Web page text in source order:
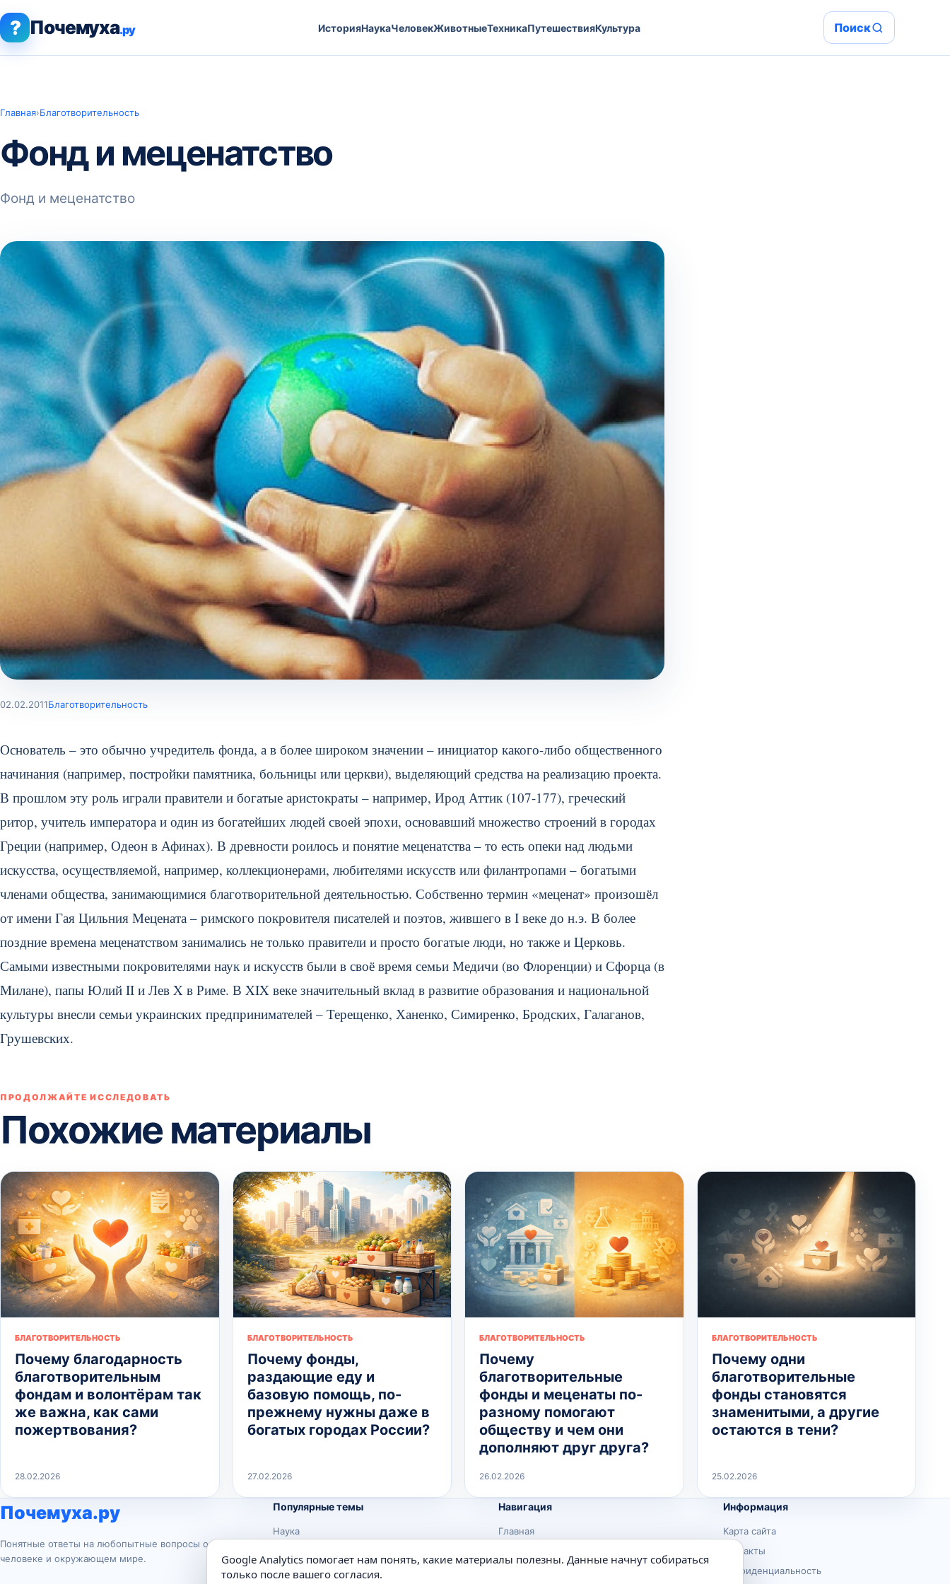
? Почемуха.ру ИсторияНаукаЧеловекЖивотныеТехникаПутешествияКультура Поиск
Главная›Благотворительность
Фонд и меценатство
Фонд и меценатство
02.02.2011Благотворительность
Основатель – это обычно учредитель фонда, а в более широком значении – инициатор какого-либо общественного
начинания (например, постройки памятника, больницы или церкви), выделяющий средства на реализацию проекта.
В прошлом эту роль играли правители и богатые аристократы – например, Ирод Аттик (107-177), греческий
ритор, учитель императора и один из богатейших людей своей эпохи, основавший множество строений в городах
Греции (например, Одеон в Афинах). В древности роилось и понятие меценатства – то есть опеки над людьми
искусства, осуществляемой, например, коллекционерами, любителями искусств или филантропами – богатыми
членами общества, занимающимися благотворительной деятельностью. Собственно термин «меценат» произошёл
от имени Гая Цильния Мецената – римского покровителя писателей и поэтов, жившего в I веке до н.э. В более
поздние времена меценатством занимались не только правители и просто богатые люди, но также и Церковь.
Самыми известными покровителями наук и искусств были в своё время семьи Медичи (во Флоренции) и Сфорца (в
Милане), папы Юлий II и Лев X в Риме. В XIX веке значительный вклад в развитие образования и национальной
культуры внесли семьи украинских предпринимателей – Терещенко, Ханенко, Симиренко, Бродских, Галаганов,
Грушевских.
ПРОДОЛЖАЙТЕ ИССЛЕДОВАТЬ
Похожие материалы
БЛАГОТВОРИТЕЛЬНОСТЬ
Почему благодарность
благотворительным
фондам и волонтёрам так
же важна, как сами
пожертвования?
28.02.2026
БЛАГОТВОРИТЕЛЬНОСТЬ
Почему фонды,
раздающие еду и
базовую помощь, по-
прежнему нужны даже в
богатых городах России?
27.02.2026
БЛАГОТВОРИТЕЛЬНОСТЬ
Почему
благотворительные
фонды и меценаты по-
разному помогают
обществу и чем они
дополняют друг друга?
26.02.2026
БЛАГОТВОРИТЕЛЬНОСТЬ
Почему одни
благотворительные
фонды становятся
знаменитыми, а другие
остаются в тени?
25.02.2026
Почемуха.ру
Понятные ответы на любопытные вопросы о
человеке и окружающем мире.
Популярные темы
Наука
Животные
Навигация
Главная
Информация
Карта сайта
Контакты
Конфиденциальность
Google Analytics помогает нам понять, какие материалы полезны. Данные начнут собираться
только после вашего согласия.